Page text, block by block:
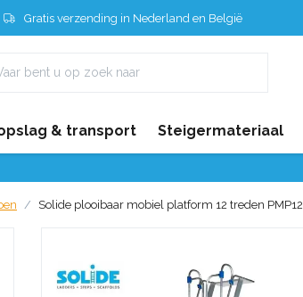
Gratis verzending in Nederland en België
& transport Steigermateriaal
Solide plooibaar mobiel platform 12 treden PMP12